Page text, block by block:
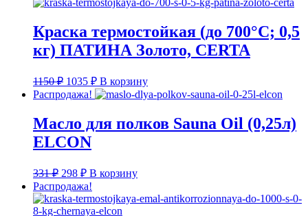
Краска термостойкая (до 700°С; 0,5
кг) ПАТИНА Золото, CERTA
1150₽ Первоначальная
цена
составляла
1035 ₽Текущая
цена:
В корзину
Распродажа!
Масло для полков Sauna Oil (0,25л)
ELCON
331₽ Первоначальная
цена
составляла
331 ₽.
298 ₽Текущая
цена:
298 ₽.
В корзину
Распродажа!